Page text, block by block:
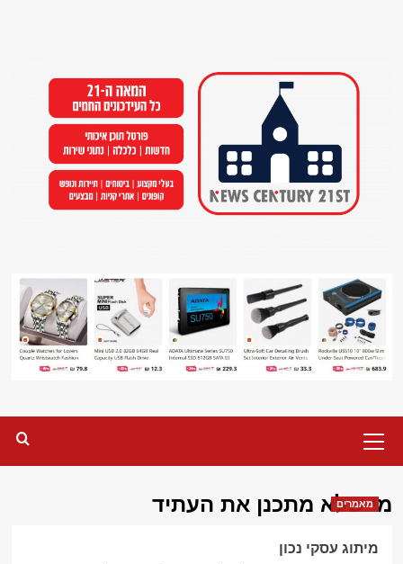
Menu
מי שלא מתכנן את העתיד
מאמרים
מיתוג עסקי נכון